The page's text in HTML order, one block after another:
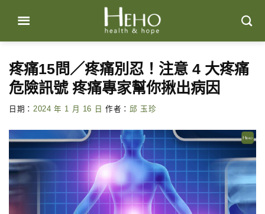
content
疼痛15問／疼痛別忍！注意 4 大疼痛
危險訊號 疼痛專家幫你揪出病因
日期： 2024 年 1 月 16 日 作者： 邱 玉珍